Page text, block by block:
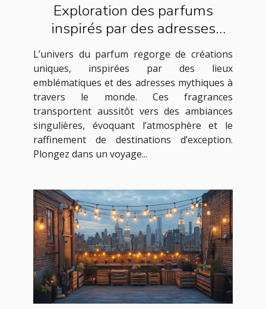
Exploration des parfums
inspirés par des adresses
célèbres
L’univers du parfum regorge de créations
uniques, inspirées par des lieux
emblématiques et des adresses mythiques à
travers le monde. Ces fragrances
transportent aussitôt vers des ambiances
singulières, évoquant l’atmosphère et le
raffinement de destinations d’exception.
Plongez dans un voyage...